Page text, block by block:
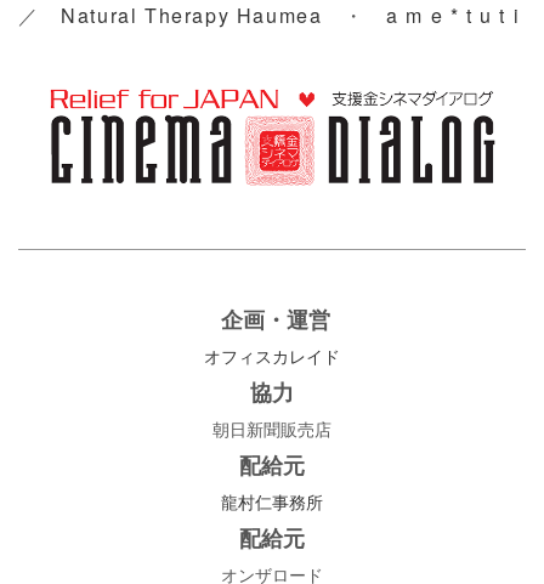
／ Natural Therapy Haumea ・a m e * t u t i
企画・運営
オフィスカレイド
協力
朝日新聞販売店
配給元
龍村仁事務所
配給元
オンザロード